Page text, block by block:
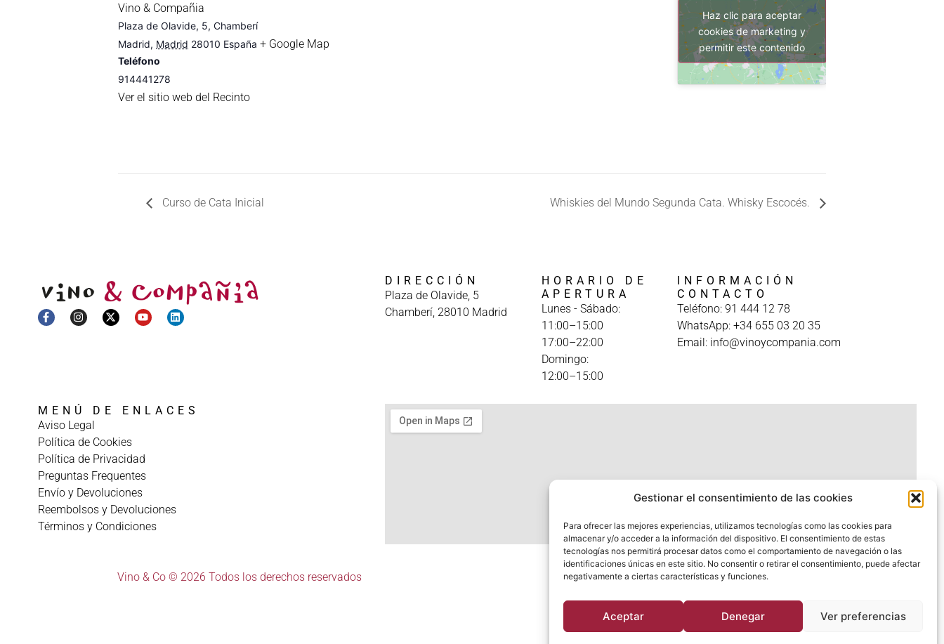
Gestionar el consentimiento de las cookies
Para ofrecer las mejores experiencias, utilizamos tecnologías como las cookies para
almacenar y/o acceder a la información del dispositivo. El consentimiento de estas
tecnologías nos permitirá procesar datos como el comportamiento de navegación o las
identificaciones únicas en este sitio. No consentir o retirar el consentimiento, puede afectar
negativamente a ciertas características y funciones.
Aceptar Denegar Ver preferencias
Vino & Compañia
Plaza de Olavide, 5, Chamberí
Madrid, Madrid 28010 España + Google Map
Teléfono
914441278
Ver el sitio web del Recinto
Haz clic para aceptar
cookies de marketing y
permitir este contenido
Curso de Cata Inicial Whiskies del Mundo Segunda Cata. Whisky Escocés.
DIRECCIÓN
Plaza de Olavide, 5
Chamberí, 28010 Madrid
HORARIO DE
APERTURA
Lunes - Sábado:
11:00–15:00
17:00–22:00
Domingo:
12:00–15:00
INFORMACIÓN
CONTACTO
Teléfono: 91 444 12 78
WhatsApp: +34 655 03 20 35
Email: info@vinoycompania.com
MENÚ DE ENLACES
Aviso Legal
Política de Cookies
Política de Privacidad
Preguntas Frequentes
Envío y Devoluciones
Reembolsos y Devoluciones
Términos y Condiciones
Vino & Co © 2026 Todos los derechos reservados Diseñado pordafy.agencia